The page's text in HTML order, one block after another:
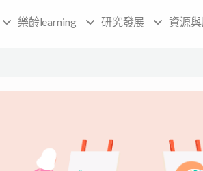
樂齡learning 研究發展 資源